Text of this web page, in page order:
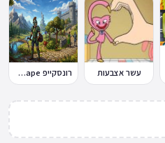
עשר אצבעות
רונסקייפ RuneScape